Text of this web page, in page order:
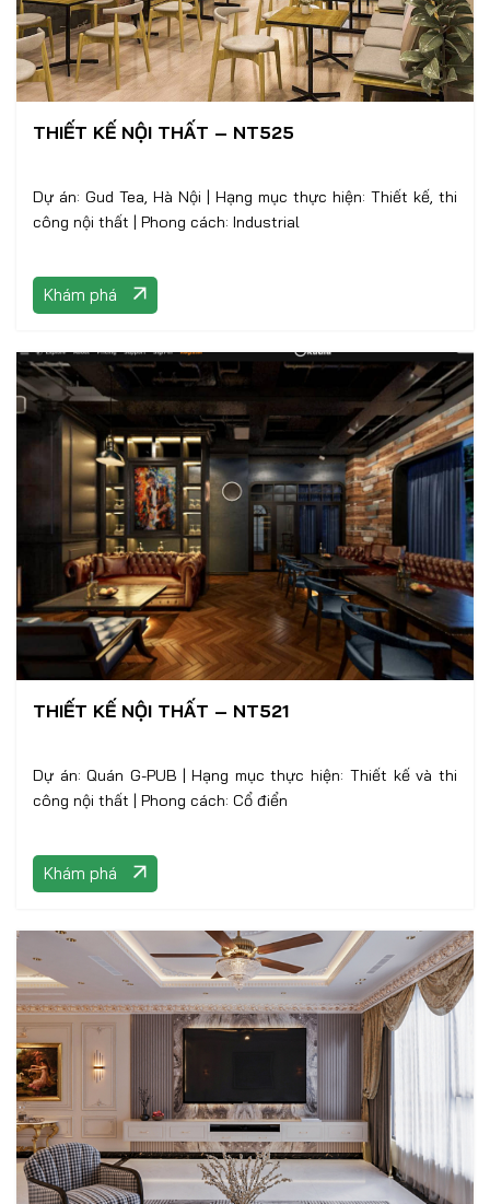
THIẾT KẾ NỘI THẤT – NT525
Dự án: Gud Tea, Hà Nội | Hạng mục thực hiện: Thiết kế, thi
công nội thất | Phong cách: Industrial
Khám phá
THIẾT KẾ NỘI THẤT – NT521
Dự án: Quán G-PUB | Hạng mục thực hiện: Thiết kế và thi
công nội thất | Phong cách: Cổ điển
Khám phá